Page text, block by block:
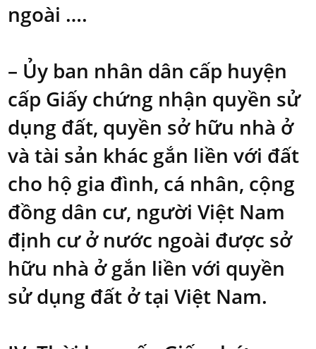
ngoài ….
– Ủy ban nhân dân cấp huyện
cấp Giấy chứng nhận quyền sử
dụng đất, quyền sở hữu nhà ở
và tài sản khác gắn liền với đất
cho hộ gia đình, cá nhân, cộng
đồng dân cư, người Việt Nam
định cư ở nước ngoài được sở
hữu nhà ở gắn liền với quyền
sử dụng đất ở tại Việt Nam.